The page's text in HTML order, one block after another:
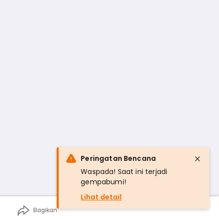
Bagikan
Peringatan Bencana
Waspada! Saat ini terjadi
gempabumi!
Lihat detail